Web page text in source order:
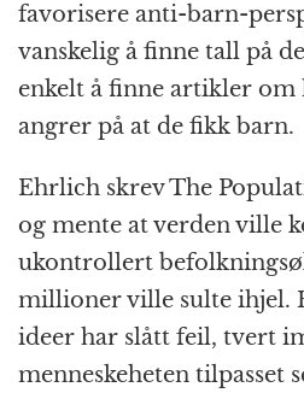
favorisere anti-barn-
vanskelig å finne tall på
enkelt å finne artikler om
angrer på at de fikk barn.
Ehrlich skrev The
og mente at verden ville
ukontrollert
millioner ville sulte ihjel.
ideer har slått feil, tvert
menneskeheten tilpasset